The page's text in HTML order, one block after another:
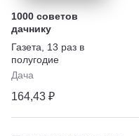
1000 советов
дачнику
Газета
13 раз в
полугодие
Дача
164,43 ₽